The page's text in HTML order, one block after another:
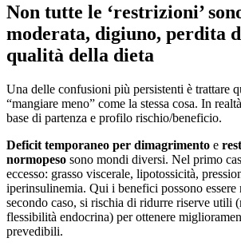
Non tutte le ‘restrizioni’
moderata, digiuno, perdita
qualità della dieta
Una delle confusioni più persistenti è trattare
“mangiare meno” come la stessa cosa. In
base di partenza e profilo rischio/beneficio.
Deficit temporaneo per dimagrimento e
normopeso sono mondi diversi. Nel primo
eccesso: grasso viscerale, lipotossicità,
iperinsulinemia. Qui i benefici possono
secondo caso, si rischia di ridurre riserve utili
flessibilità endocrina) per ottenere
prevedibili.